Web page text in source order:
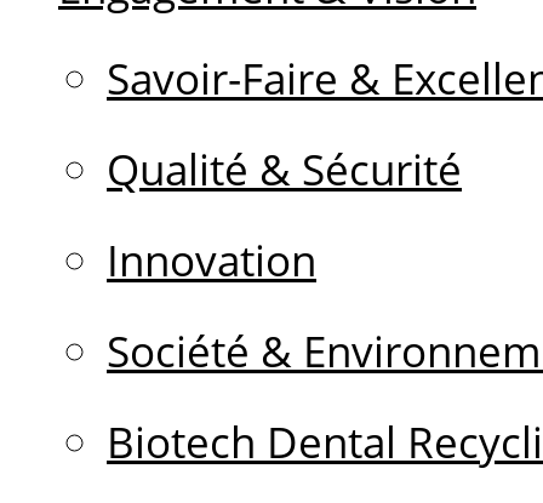
Savoir-Faire &
Qualité & Sécurité
Innovation
Société &
Biotech Dental